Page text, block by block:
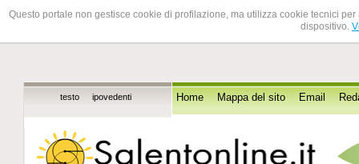
Questo portale non gestisce cookie di profilazione, ma utilizza cookie tecnici
dispositivo.
testo ipovedenti Home Mappa del sito Email